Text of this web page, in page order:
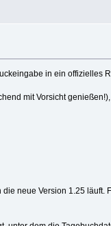
in ein offizielles
mit Vorsicht genießen!),
neue Version 1.25